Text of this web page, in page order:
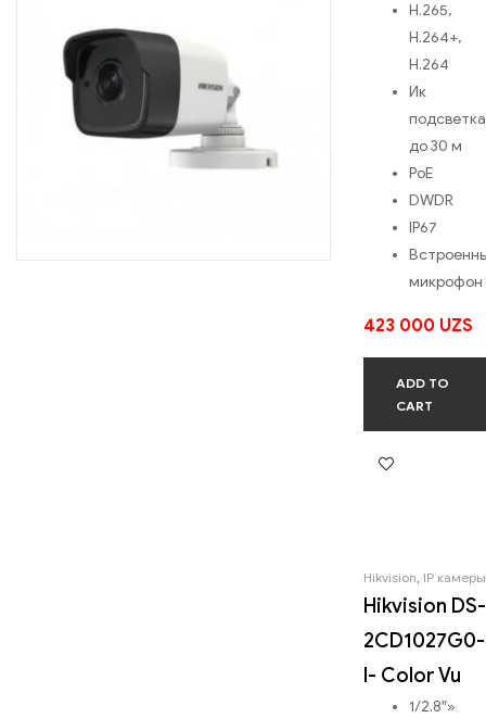
H.265,
H.264+,
H.264
Ик
подсветка
до 30 м
PoE
DWDR
IP67
микрофон
423 000 UZS
ADD TO
CART
Hikvision, IP камеры
Hikvision DS-
2CD1027G0-
I- Color Vu
1/2.8″»